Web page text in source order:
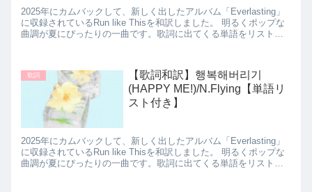
2025年にカムバックして、新しく出したアルバム「Everlasting」
に収録されているRun like Thisを和訳しました。 明るくポップな
曲調が夏にぴったりの一曲です。歌詞に出てくる単語をリストに
歌詞
【歌詞和訳】행복해버리기
(HAPPY ME!)/N.Flying【単語リ
スト付き】
2025年にカムバックして、新しく出したアルバム「Everlasting」
に収録されているRun like Thisを和訳しました。 明るくポップな
曲調が夏にぴったりの一曲です。歌詞に出てくる単語をリストに